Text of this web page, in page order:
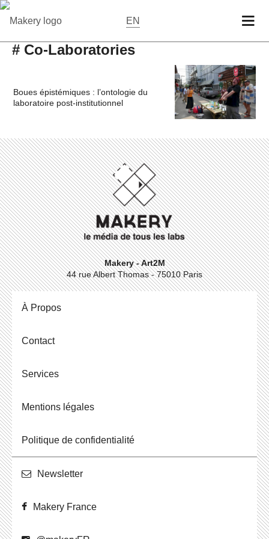
EN
# Co-Laboratories
Boues épistémiques : l’ontologie du
laboratoire post-institutionnel
Makery - Art2M
44 rue Albert Thomas - 75010 Paris
À Propos
Contact
Ser­vices
Men­tions légales
Po­li­tique de confidentialité
News­let­ter
Makery France